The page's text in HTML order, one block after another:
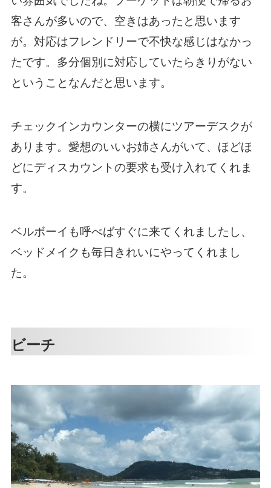
客さんが多いので、空きはあったと思います
が。対応はフレンドリーで不快な感じはなかっ
たです。多分個別に対応していたらきりがない
ということなんだと思います。
チェックインカウンターの横にツアーデスクが
あります。愛想のいいお姉さんがいて、ほどほ
どにディスカウントの要求も受け入れてくれま
す。
ベルボーイも呼べばすぐに来てくれましたし、
ベッドメイクも毎日きれいにやってくれまし
た。
ビーチ